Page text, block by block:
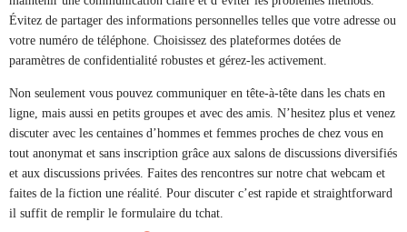
Évitez de partager des informations personnelles telles que votre adresse ou
votre numéro de téléphone. Choisissez des plateformes dotées de
paramètres de confidentialité robustes et gérez-les activement.
Non seulement vous pouvez communiquer en tête-à-tête dans les chats en
ligne, mais aussi en petits groupes et avec des amis. N’hesitez plus et venez
discuter avec les centaines d’hommes et femmes proches de chez vous en
tout anonymat et sans inscription grâce aux salons de discussions diversifiés
et aux discussions privées. Faites des rencontres sur notre chat webcam et
faites de la fiction une réalité. Pour discuter c’est rapide et straightforward
il suffit de remplir le formulaire du tchat.